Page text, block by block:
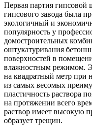
Первая партия гипсовой
гипсового завода была
экологичный и
популярность у
домостроительных
оштукатуривания
поверхностей в
влажностным режимом.
на квадратный метр при
из самых весомых
пластичность раствора
на протяжении всего
раствор имеет высокую
образует трещин.